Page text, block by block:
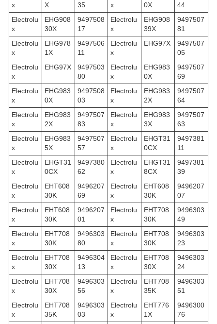
x
X
35
x
0X
44
Electrolu
x
EHG908
30X
9497508
17
Electrolu
x
EHG908
39X
9497507
81
Electrolu
x
EHG978
1X
9497506
11
Electrolu
x
EHG97X
9497507
05
Electrolu
x
EHG97X
9497503
80
Electrolu
x
EHG983
0X
9497507
69
Electrolu
x
EHG983
0X
9497508
03
Electrolu
x
EHG983
2X
9497507
64
Electrolu
x
EHG983
2X
9497507
83
Electrolu
x
EHG983
3X
9497507
63
Electrolu
x
EHG983
5X
9497507
57
Electrolu
x
EHGT31
0CX
9497381
11
Electrolu
x
EHGT31
0CX
9497380
62
Electrolu
x
EHGT31
8CX
9497381
39
Electrolu
x
EHT608
30K
9496207
69
Electrolu
x
EHT608
30K
9496207
07
Electrolu
x
EHT608
30K
9496207
01
Electrolu
x
EHT708
30K
9496303
49
Electrolu
x
EHT708
30K
9496303
80
Electrolu
x
EHT708
30K
9496303
23
Electrolu
x
EHT708
30X
9496304
13
Electrolu
x
EHT708
30X
9496303
24
Electrolu
x
EHT708
30X
9496303
56
Electrolu
x
EHT708
35K
9496303
51
Electrolu
x
EHT708
35K
9496303
03
Electrolu
x
EHT776
1X
9496300
76